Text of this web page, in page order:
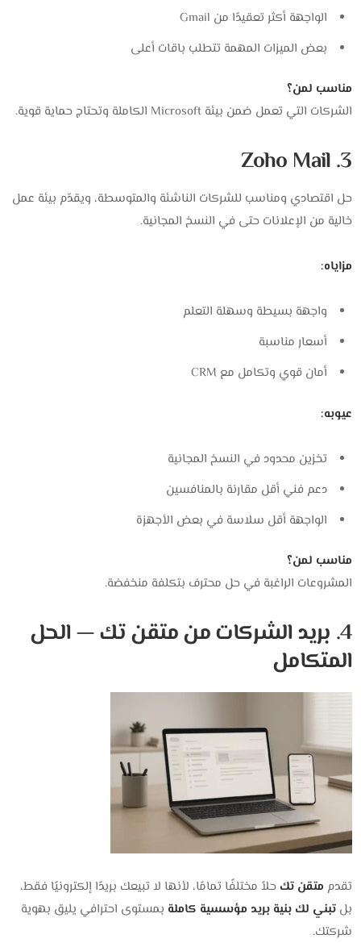
الواجهة أكثر تعقيدًا من Gmail
بعض الميزات المهمة تتطلب باقات أعلى
مناسب لمن؟
الشركات التي تعمل ضمن بيئة Microsoft الكاملة وتحتاج حماية قوية.
3. Zoho Mail
حل اقتصادي ومناسب للشركات الناشئة والمتوسطة، ويقدّم بيئة عمل
خالية من الإعلانات حتى في النسخ المجانية.
مزاياه:
واجهة بسيطة وسهلة التعلم
أسعار مناسبة
أمان قوي وتكامل مع CRM
عيوبه:
تخزين محدود في النسخ المجانية
دعم فني أقل مقارنة بالمنافسين
الواجهة أقل سلاسة في بعض الأجهزة
مناسب لمن؟
المشروعات الراغبة في حل محترف بتكلفة منخفضة.
4. بريد الشركات من متقن تك — الحل
المتكامل
تقدم متقن تك حلاً مختلفًا تمامًا، لأنها لا تبيعك بريدًا إلكترونيًا فقط،
بلتبني لك بنية بريد مؤسسية كاملة بمستوى احترافي يليق بهوية
شركتك.